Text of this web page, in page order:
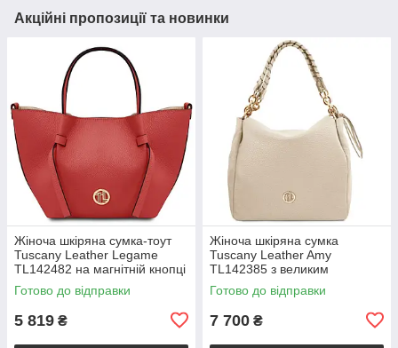
Акційні пропозиції та новинки
Жіноча шкіряна сумка-тоут
Tuscany Leather Legame
TL142482 на магнітній кнопці
з плечовим ременем,
коралова BS2482_1_105
Готово до відправки
5 819 ₴
Жіноча шкіряна сумка
Tuscany Leather Amy
TL142385 з великим
відділенням і плечовим
ременем, бежева
Готово до відправки
7 700 ₴